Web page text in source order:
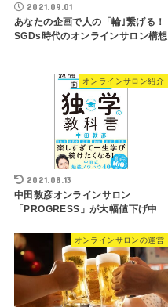
2021.09.01
あなたの企画で人の「輪｣繋げる！
SGDs時代のオンラインサロン構想
オンラインサロン紹介
2021.08.13
中田敦彦オンラインサロン
「PROGRESS」が大幅値下げ中
オンラインサロンの運営